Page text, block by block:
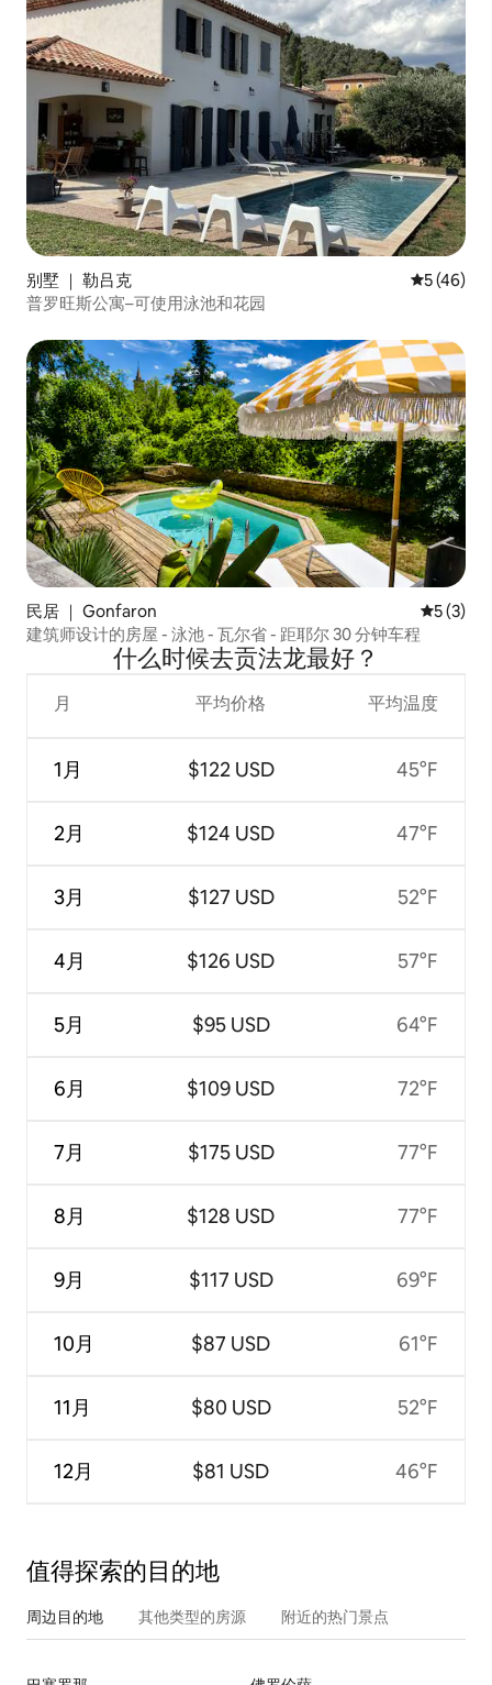
别墅 ｜ 勒吕克 平均评分
5 (46)
普罗旺斯公寓–可使用泳池和花园
民居 ｜ Gonfaron 平均评分
5 (3)
建筑师设计的房屋 - 泳池 - 瓦尔省 - 距耶尔 30 分钟车程
什么时候去贡法龙最好？
月
1月
2月
3月
4月
5月
6月
7月
8月
9月
10月
11月
12月
平均价格
$122 USD
$124 USD
$127 USD
$126 USD
$95 USD
$109 USD
$175 USD
$128 USD
$117 USD
$87 USD
$80 USD
$81 USD
平均温度
45°F
47°F
52°F
57°F
64°F
72°F
77°F
77°F
69°F
61°F
52°F
46°F
值得探索的目的地
周边目的地 其他类型的房源 附近的热门景点